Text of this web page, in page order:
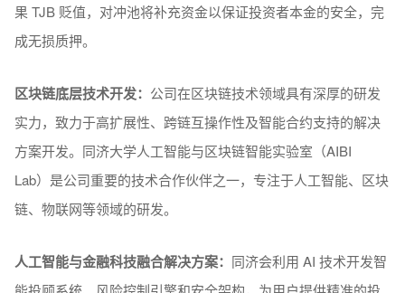
果 TJB 贬值，对冲池将补充资⾦以保证投资者本⾦的安全，完
成⽆损质押。
区块链底层技术开发： 公司在区块链技术领域具有深厚的研发
实力，致力于高扩展性、跨链互操作性及智能合约支持的解决
方案开发。同济大学人工智能与区块链智能实验室（AIBI
Lab）是公司重要的技术合作伙伴之一，专注于人工智能、区块
链、物联网等领域的研发。
人工智能与金融科技融合解决方案： 同济会利用 AI 技术开发智